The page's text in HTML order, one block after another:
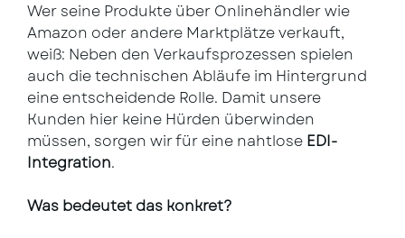
Wer seine Produkte über Onlinehändler wie
Amazon oder andere Marktplätze verkauft,
weiß: Neben den Verkaufsprozessen spielen
auch die technischen Abläufe im Hintergrund
eine entscheidende Rolle. Damit unsere
Kunden hier keine Hürden überwinden
müssen, sorgen wir für eine nahtlose EDI-
Integration.
Was bedeutet das konkret?